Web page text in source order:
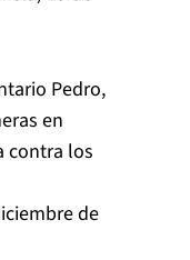
Pedro,
en
contra los
de